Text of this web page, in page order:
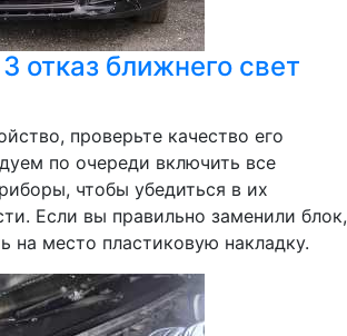
отказ ближнего свет
проверьте качество его
по очереди включить все
чтобы убедиться в их
Если вы правильно заменили блок,
на место пластиковую накладку.